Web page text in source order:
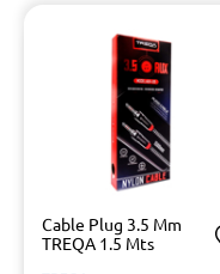
Cable Plug 3.5 Mm
TREQA 1.5 Mts